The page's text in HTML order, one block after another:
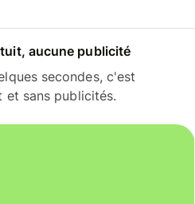
aucune publicité
secondes, c'est
et sans publicités.